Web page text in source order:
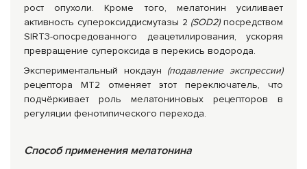
рост опухоли. Кроме того, мелатонин усиливает
активность супероксиддисмутазы 2 (SOD2)посредством
SIRT3-опосредованного деацетилирования, ускоряя
превращение супероксида в перекись водорода.
Экспериментальный нокдаун (подавление экспрессии)
рецептора MT2 отменяет этот переключатель, что
подчёркивает роль мелатониновых рецепторов в
регуляции фенотипического перехода.
Способ применения мелатонина